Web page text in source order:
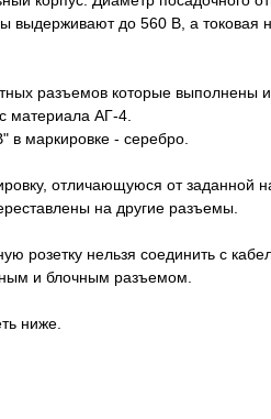
выдерживают до 560 В, а
разъемов которые выполнены
материала АГ-4.
в маркировке - серебро.
отличающуюся от заданной
на другие разъемы.
розетку нельзя соединить с
и блочным разъемом.
ниже.